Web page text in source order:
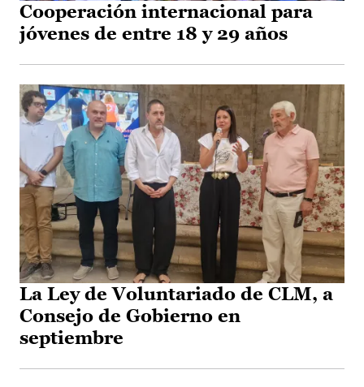
Cooperación internacional para
jóvenes de entre 18 y 29 años
La Ley de Voluntariado de CLM, a
Consejo de Gobierno en
septiembre